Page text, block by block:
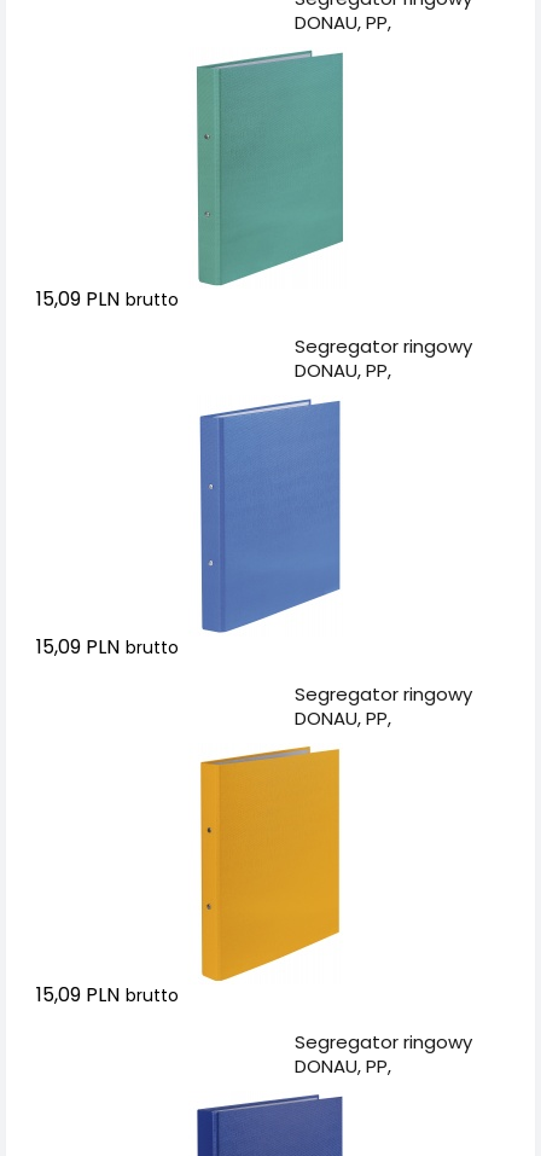
DONAU, PP,
A4/2R/20mm, zielony
15,09 PLN brutto
Segregator ringowy
DONAU, PP,
A4/2R/20mm, niebieski
15,09 PLN brutto
Segregator ringowy
DONAU, PP,
A4/2R/20mm, żółty
15,09 PLN brutto
Segregator ringowy
DONAU, PP,
A4/2R/20mm,